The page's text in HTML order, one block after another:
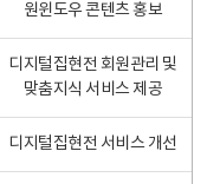
원윈도우 콘텐츠 홍보
디지털집현전 회원관리 및
맞춤지식 서비스 제공
디지털집현전 서비스 개선